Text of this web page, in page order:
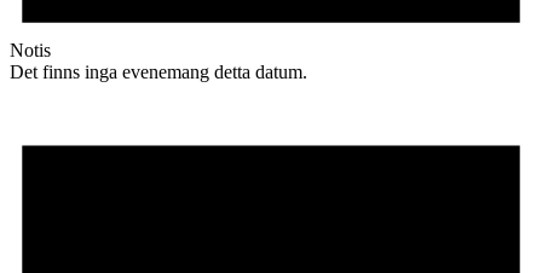
Notis
Det finns inga evenemang detta datum.